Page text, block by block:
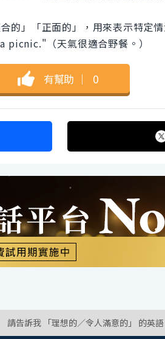
」「正面的」，用來表示特定情
（天氣很適合野餐。）
有幫助 ｜ 0
請告訴我 「理想的／令人滿意的」 的英語